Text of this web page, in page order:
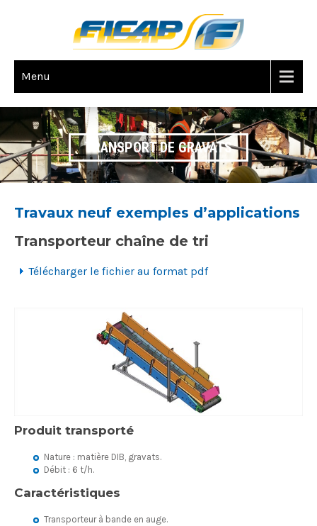
Menu
TRANSPORT DE GRAVATS
Travaux neuf exemples d’applications
Transporteur chaîne de tri
Télécharger le fichier au format pdf
Produit transporté
Nature : matière DIB, gravats.
Débit : 6 t/h.
Caractéristiques
Transporteur à bande en auge.